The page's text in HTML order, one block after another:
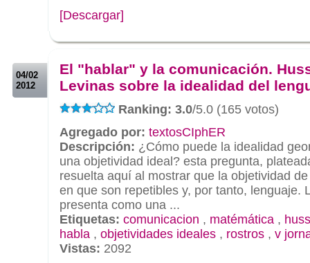
[Descargar]
04/02
2012
El "hablar" y la comunicación.
Levinas sobre la idealidad del
Ranking: 3.0/5.0 (165 votos)
Agregado por: textosCIphER
Descripción: ¿Cómo puede la idealidad
una objetividad ideal? esta pregunta,
resuelta aquí al mostrar que la objetividad
en que son repetibles y, por tanto, lenguaje.
presenta como una ...
Etiquetas: comunicacion , matémática ,
habla , objetividades ideales , rostros , v
Vistas: 2092